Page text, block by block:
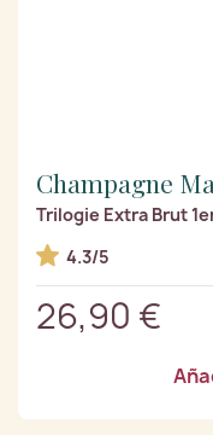
Champagne
Trilogie Extra Brut
4.3/5
26,90 €